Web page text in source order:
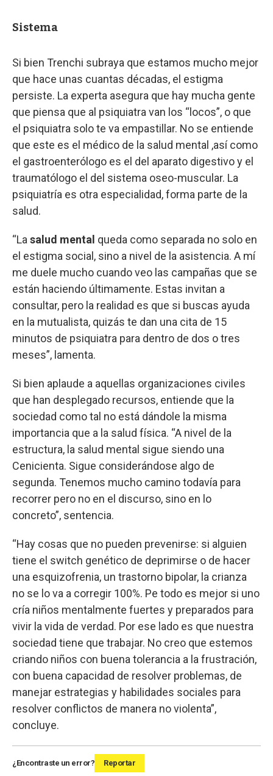
Sistema
Si bien Trenchi subraya que estamos mucho mejor
que hace unas cuantas décadas, el estigma
persiste. La experta asegura que hay mucha gente
que piensa que al psiquiatra van los “locos”, o que
el psiquiatra solo te va empastillar. No se entiende
que este es el médico de la salud mental ,así como
el gastroenterólogo es el del aparato digestivo y el
traumatólogo el del sistema oseo-muscular. La
psiquiatría es otra especialidad, forma parte de la
salud.
“La salud mental queda como separada no solo en
el estigma social, sino a nivel de la asistencia. A mí
me duele mucho cuando veo las campañas que se
están haciendo últimamente. Estas invitan a
consultar, pero la realidad es que si buscas ayuda
en la mutualista, quizás te dan una cita de 15
minutos de psiquiatra para dentro de dos o tres
meses”, lamenta.
Si bien aplaude a aquellas organizaciones civiles
que han desplegado recursos, entiende que la
sociedad como tal no está dándole la misma
importancia que a la salud física. “A nivel de la
estructura, la salud mental sigue siendo una
Cenicienta. Sigue considerándose algo de
segunda. Tenemos mucho camino todavía para
recorrer pero no en el discurso, sino en lo
concreto”, sentencia.
“Hay cosas que no pueden prevenirse: si alguien
tiene el switch genético de deprimirse o de hacer
una esquizofrenia, un trastorno bipolar, la crianza
no se lo va a corregir 100%. Pe todo es mejor si uno
cría niños mentalmente fuertes y preparados para
vivir la vida de verdad. Por ese lado es que nuestra
sociedad tiene que trabajar. No creo que estemos
criando niños con buena tolerancia a la frustración,
con buena capacidad de resolver problemas, de
manejar estrategias y habilidades sociales para
resolver conflictos de manera no violenta”,
concluye.
¿Encontraste un error? Reportar